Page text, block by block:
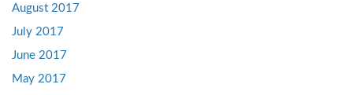
August 2017
July 2017
June 2017
May 2017